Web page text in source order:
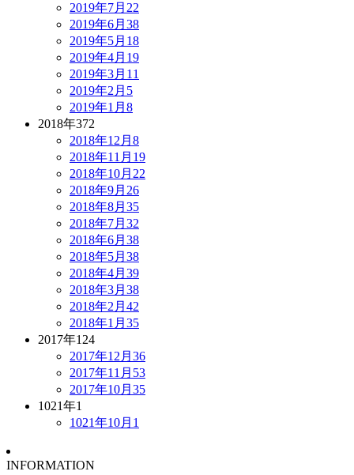
2019年7月 22
2019年6月 38
2019年5月 18
2019年4月 19
2019年3月 11
2019年2月 5
2019年1月 8
2018年372
2018年12月 8
2018年11月 19
2018年10月 22
2018年9月 26
2018年8月 35
2018年7月 32
2018年6月 38
2018年5月 38
2018年4月 39
2018年3月 38
2018年2月 42
2018年1月 35
2017年124
2017年12月 36
2017年11月 53
2017年10月 35
1021年1
1021年10月 1
INFORMATION